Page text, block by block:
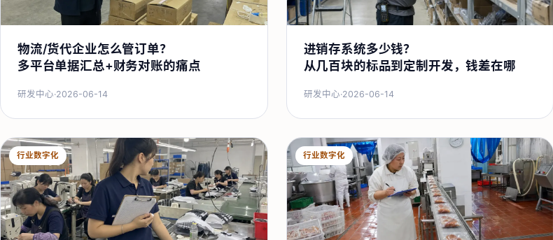
物流/货代企业怎么管订单？
多平台单据汇总+财务对账的痛点
研发中心·2026-06-14
进销存系统多少钱？
从几百块的标品到定制开发，钱差在哪
研发中心·2026-06-14
行业数字化 行业数字化